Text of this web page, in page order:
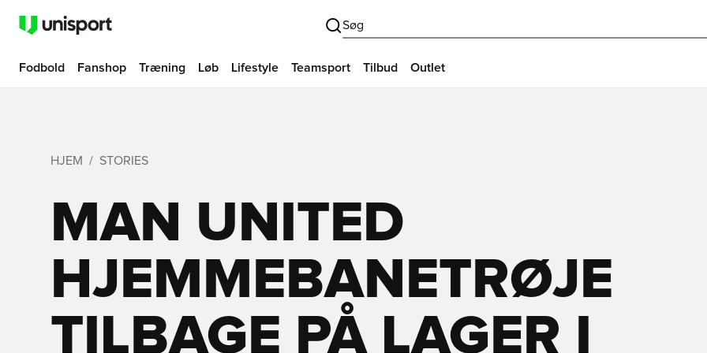
Søg
Fodbold Fanshop Træning Løb Lifestyle Teamsport Tilbud Outlet
HJEM STORIES
MAN UNITED
HJEMMEBANETRØJE
TILBAGE PÅ LAGER I